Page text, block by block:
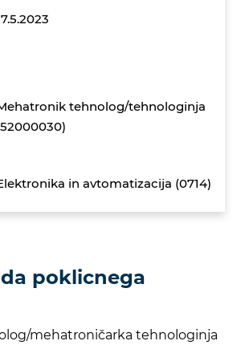
tehnolog/tehnologinja
in avtomatizacija (0714)
poklicnega
mehatroničarka tehnologinja